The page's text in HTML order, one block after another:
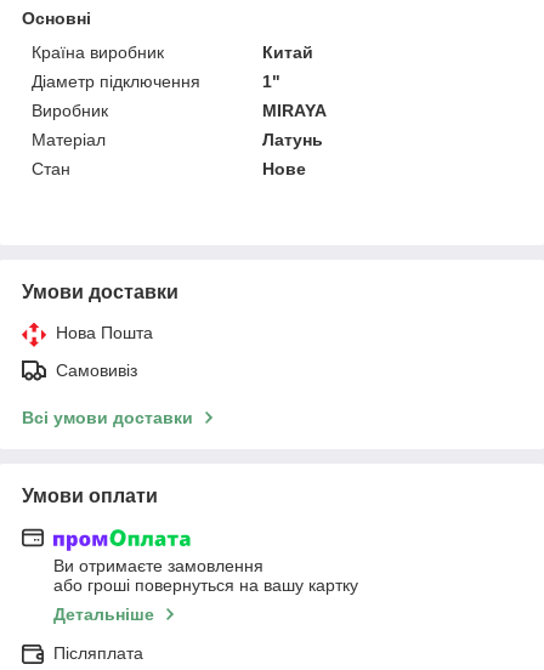
Основні
Країна виробник
Китай
Діаметр підключення
1"
Виробник
MIRAYA
Матеріал
Латунь
Стан
Нове
Умови доставки
Нова Пошта
Самовивіз
Всі умови доставки
Умови оплати
Ви отримаєте замовлення
або гроші повернуться на вашу картку
Детальніше
Післяплата